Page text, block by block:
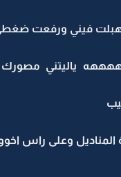
هبلت فيني ورفعت
ياليتني
المناديل وعلى راس